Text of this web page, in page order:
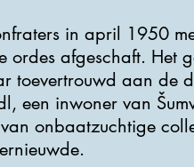
in april 1950
afgeschaft. Het
toevertrouwd aan de
een inwoner van
onbaatzuchtige